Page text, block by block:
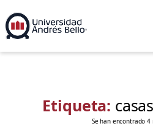
Etiqueta:
Se han encontrado